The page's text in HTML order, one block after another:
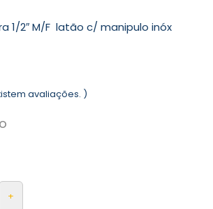
1/2″ M/F latão c/ manipulo inóx
avaliações. )
+